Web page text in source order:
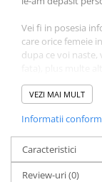
Vei fi in posesia
care orice femeie
dupa ce voi naste,
internet.
vei stii exact ce sa
si pe bebelusul tau.
Antrenamentele
VEZI MAI MULT
Informatii
Caracteristici
Review-uri(0)